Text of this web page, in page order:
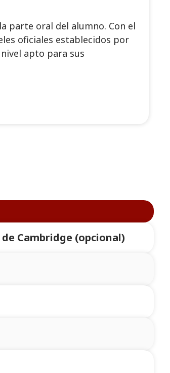
parte oral del alumno. Con el
oficiales establecidos por
apto para sus
Cambridge (opcional)